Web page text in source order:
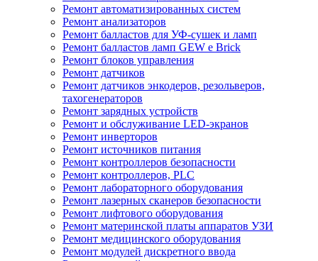
Ремонт автоматизированных систем
Ремонт анализаторов
Ремонт балластов для УФ-сушек и ламп
Ремонт балластов ламп GEW e Brick
Ремонт блоков управления
Ремонт датчиков
Ремонт датчиков энкодеров, резольверов,
тахогенераторов
Ремонт зарядных устройств
Ремонт и обслуживание LED-экранов
Ремонт инверторов
Ремонт источников питания
Ремонт контроллеров безопасности
Ремонт контроллеров, PLC
Ремонт лабораторного оборудования
Ремонт лазерных сканеров безопасности
Ремонт лифтового оборудования
Ремонт материнской платы аппаратов УЗИ
Ремонт медицинского оборудования
Ремонт модулей дискретного ввода